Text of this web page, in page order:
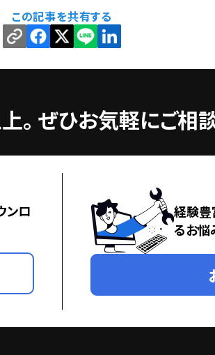
この記事を共有する
。 ぜひお気軽にご相
ンロ
経験豊
るお悩